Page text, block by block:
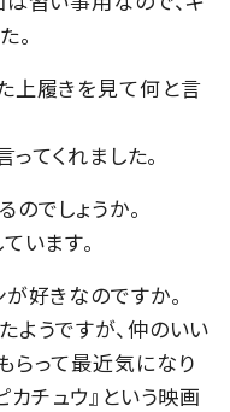
。
上履きを見て何と言
ってくれました。
でしょうか。
います。
好きなのですか。
うですが、仲のいい
らって最近気になり
カチュウ』という映画